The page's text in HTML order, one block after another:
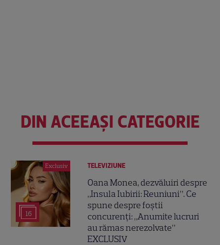
DIN ACEEAȘI CATEGORIE
Exclusiv
16
TELEVIZIUNE
Oana Monea, dezvăluiri despre
„Insula Iubirii: Reuniuni”. Ce
spune despre foștii
concurenți: „Anumite lucruri
au rămas nerezolvate”
EXCLUSIV